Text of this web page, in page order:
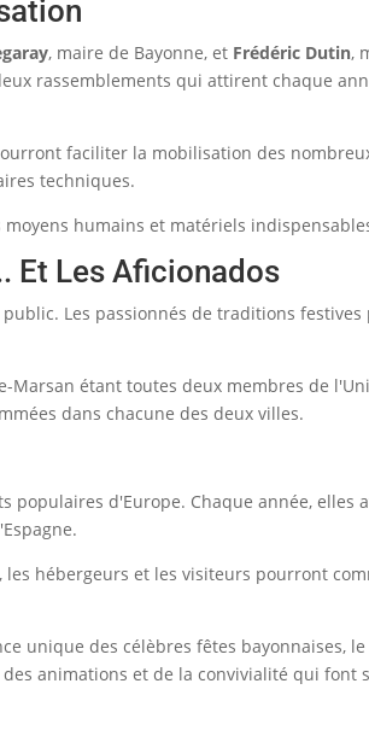
, maire de Bayonne, et Frédéric Dutin,
rassemblements qui attirent chaque
faciliter la mobilisation des
techniques.
humains et matériels
Et Les Aficionados
Les passionnés de traditions
étant toutes deux membres de
dans chacune des deux villes.
populaires d'Europe. Chaque année,
hébergeurs et les visiteurs pourront
unique des célèbres fêtes bayonnaises,
animations et de la convivialité qui font